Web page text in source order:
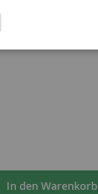
In den Warenkorb